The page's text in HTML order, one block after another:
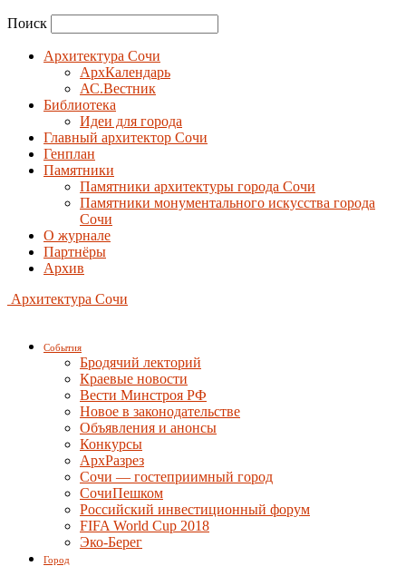
Поиск
Архитектура Сочи
АрхКалендарь
АС.Вестник
Библиотека
Идеи для города
Главный архитектор Сочи
Генплан
Памятники
Памятники архитектуры города Сочи
Памятники монументального искусства города
Сочи
О журнале
Партнёры
Архив
Архитектура Сочи
События
Бродячий лекторий
Краевые новости
Вести Минстроя РФ
Новое в законодательстве
Объявления и анонсы
Конкурсы
АрхРазрез
Сочи — гостеприимный город
СочиПешком
Российский инвестиционный форум
FIFA World Cup 2018
Эко-Берег
Город